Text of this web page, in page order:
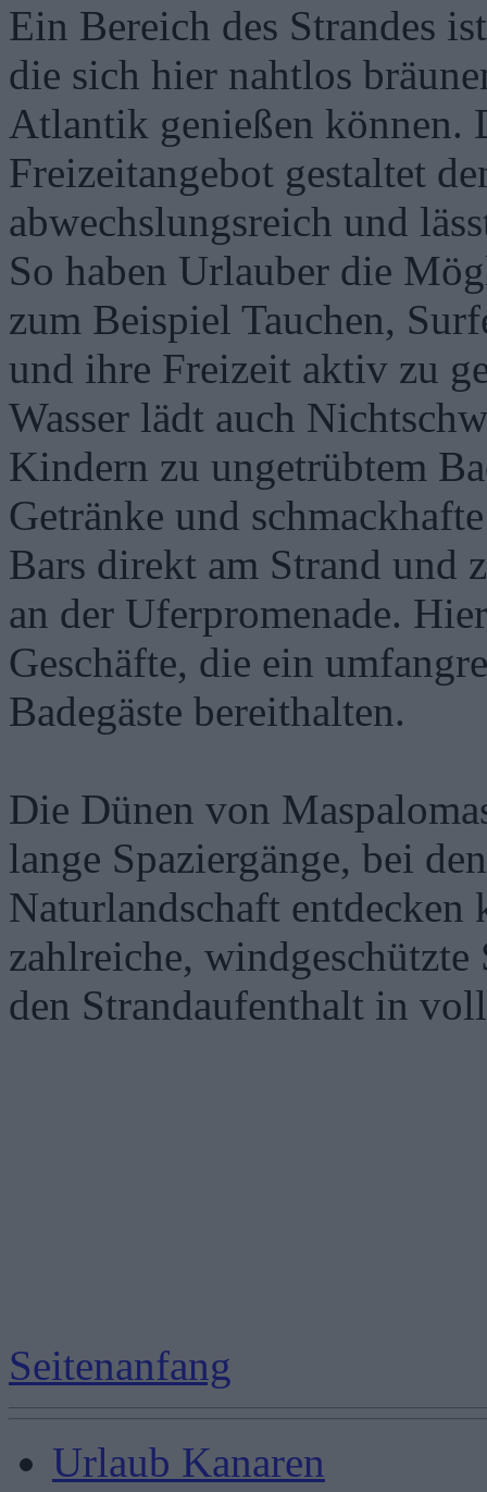
Ein Bereich des Strandes
die sich hier nahtlos
Atlantik genießen können.
Freizeitangebot gestaltet
abwechslungsreich und
So haben Urlauber die
zum Beispiel Tauchen,
und ihre Freizeit aktiv zu
Wasser lädt auch
Kindern zu ungetrübtem
Getränke und
Bars direkt am Strand und
an der Uferpromenade.
Geschäfte, die ein
Badegäste bereithalten.
Die Dünen von
lange Spaziergänge, bei
Naturlandschaft entdecken
zahlreiche, windgeschützte
den Strandaufenthalt in
Seitenanfang
Urlaub Kanaren